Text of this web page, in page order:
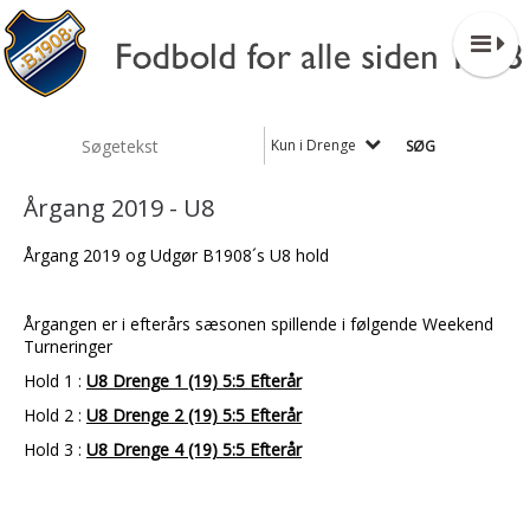
Kun i Drenge
Årgang 2019 - U8
Årgang 2019 og Udgør B1908´s U8 hold
Årgangen er i efterårs sæsonen spillende i følgende Weekend
Turneringer
Hold 1 : U8 Drenge 1 (19) 5:5 Efterår
Hold 2 : U8 Drenge 2 (19) 5:5 Efterår
Hold 3 : U8 Drenge 4 (19) 5:5 Efterår